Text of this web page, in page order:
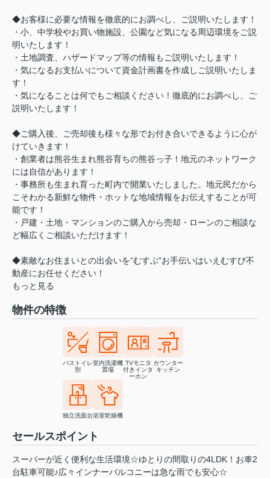
◆お客様に必要な情報を徹底的にお調べし、ご説明いたします！
・小、中学校やお買い物施設、公園など気になる周辺環境をご説
明いたします！
・土地調査、ハザードマップ等の情報もご説明いたします！
・気になるお支払いについて資金計画書を作成しご説明いたしま
す！
・気になることは何でもご相談ください！徹底的にお調べし、ご
説明いたします！
◆ご購入後、ご売却後も様々な形でお付き合いできるように心が
けていきます！
・創業者は熊谷生まれ熊谷育ちの熊谷っ子！地元のネットワーク
には自信があります！
・事務所も生まれ育った町内で開業いたしました。地元民だから
こそわかる新鮮な物件・ホットな地域情報をお伝えすることが可
能です！
・戸建・土地・マンションのご購入から売却・ローンのご相談な
ど幅広くご相談いただけます！
◆素敵なお住まいとの出会いを“むすぶ”お手伝いはいえむすび不
動産にお任せください！
もっと見る
物件の特徴
バストイレ
別
室内洗濯機
置場
TVモニタ
付きインタ
ーホン
カウンター
キッチン
独立洗面台浴室乾燥機
セールスポイント
スーパーが近く便利な生活環境☆ゆとりの間取りの4LDK！お車2
台駐車可能♪広々インナーバルコニーは急な雨でも安心☆